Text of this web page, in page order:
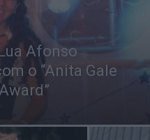
Afonso
o “Anita Gale